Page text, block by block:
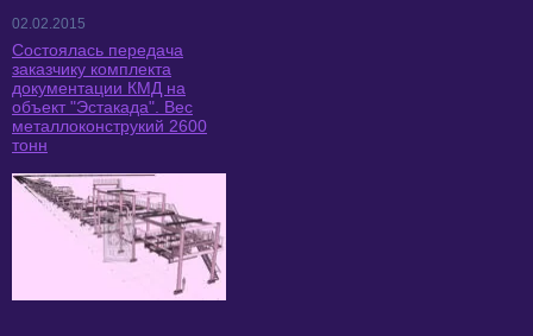
02.02.2015
Состоялась передача
заказчику комплекта
документации КМД на
объект "Эстакада". Вес
металлоконструкий 2600
тонн